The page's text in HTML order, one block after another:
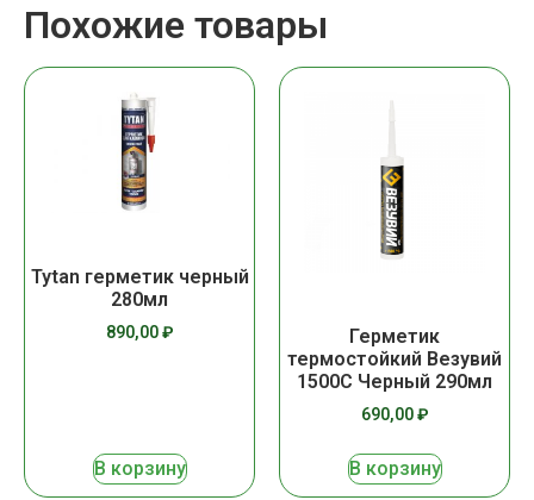
Похожие товары
Tytan герметик черный
280мл
890,00₽
В корзину
Герметик
термостойкий Везувий
1500С Черный 290мл
690,00₽
В корзину